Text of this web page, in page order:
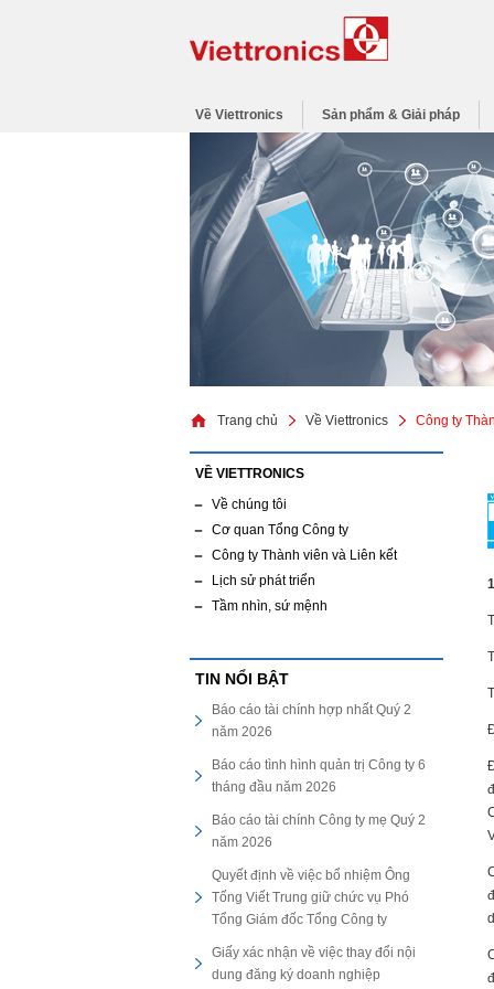
Về Viettronics Sản phẩm & Giải pháp
Trang chủ Về Viettronics Công ty
VỀ VIETTRONICS
Về chúng tôi
Cơ quan Tổng Công ty
Công ty Thành viên và Liên kết
Lịch sử phát triển
Tầm nhìn, sứ mệnh
TIN NỔI BẬT
Báo cáo tài chính hợp nhất Quý 2
năm 2026
Báo cáo tình hình quản trị Công ty 6
tháng đầu năm 2026
Báo cáo tài chính Công ty mẹ Quý 2
năm 2026
Quyết định về việc bổ nhiệm Ông
Tống Viết Trung giữ chức vụ Phó
Tổng Giám đốc Tổng Công ty
Giấy xác nhận về việc thay đổi nội
dung đăng ký doanh nghiệp